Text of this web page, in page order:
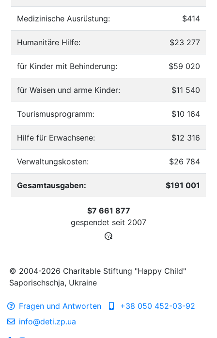
Medizinische Ausrüstung: $414
Humanitäre Hilfe: $23 277
für Kinder mit Behinderung: $59 020
für Waisen und arme Kinder: $11 540
Tourismusprogramm: $10 164
Hilfe für Erwachsene: $12 316
Verwaltungskosten: $26 784
Gesamtausgaben: $191 001
$7 661 877
gespendet seit 2007
© 2004-2026 Charitable Stiftung "Happy Child"
Saporischschja, Ukraine
Fragen und Antworten
+38 050 452-03-92
info@deti.zp.ua